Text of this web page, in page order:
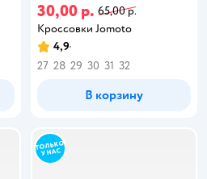
30,00 р. 65,00 р.
Кроссовки Jomoto
4,9
27 28 29 30 31 32
В корзину